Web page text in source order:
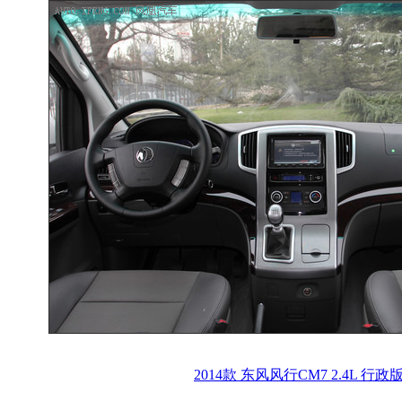
2014款 东风风行CM7 2.4L 行政